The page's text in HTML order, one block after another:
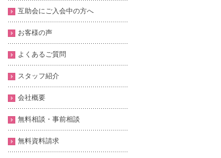
互助会にご入会中の方へ
お客様の声
よくあるご質問
スタッフ紹介
会社概要
無料相談・事前相談
無料資料請求